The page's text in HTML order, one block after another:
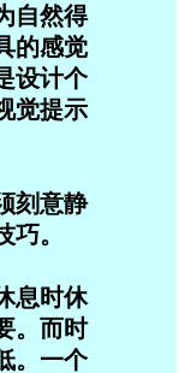
自然得
的感觉
设计个
觉提示
刻意静
。
息时休
。而时
。一个